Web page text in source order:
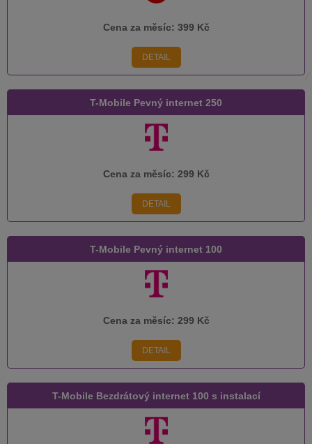
Cena za měsíc: 399 Kč
DETAIL
T-Mobile Pevný internet 250
Cena za měsíc: 299 Kč
DETAIL
T-Mobile Pevný internet 100
Cena za měsíc: 299 Kč
DETAIL
T-Mobile Bezdrátový internet 100 s instalací